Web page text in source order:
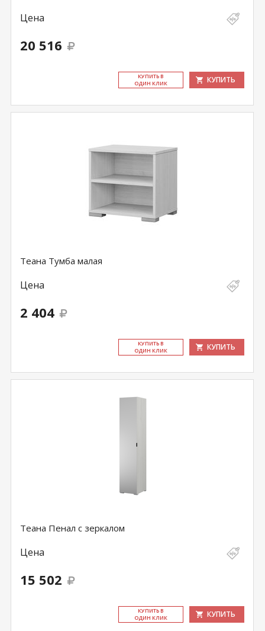
Цена
20 516
КУ­ПИТЬ В
ОДИН КЛИК
КУПИТЬ
Теана Тумба малая
Цена
2 404
КУ­ПИТЬ В
ОДИН КЛИК
КУПИТЬ
Теана Пенал с зеркалом
Цена
15 502
КУ­ПИТЬ В
ОДИН КЛИК
КУПИТЬ